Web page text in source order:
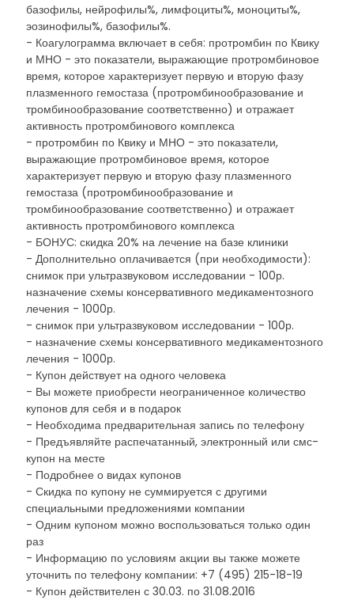
базофилы, нейрофилы%, лимфоциты%, моноциты%,
эозинофилы%, базофилы%.
- Коагулограмма включает в себя: протромбин по Квику
и МНО - это показатели, выражающие протромбиновое
время, которое характеризует первую и вторую фазу
плазменного гемостаза (протромбинообразование и
тромбинообразование соответственно) и отражает
активность протромбинового комплекса
- протромбин по Квику и МНО - это показатели,
выражающие протромбиновое время, которое
характеризует первую и вторую фазу плазменного
гемостаза (протромбинообразование и
тромбинообразование соответственно) и отражает
активность протромбинового комплекса
- БОНУС: скидка 20% на лечение на базе клиники
- Дополнительно оплачивается (при необходимости):
снимок при ультразвуковом исследовании - 100р.
назначение схемы консервативного медикаментозного
лечения - 1000р.
- снимок при ультразвуковом исследовании - 100р.
- назначение схемы консервативного медикаментозного
лечения - 1000р.
- Купон действует на одного человека
- Вы можете приобрести неограниченное количество
купонов для себя и в подарок
- Необходима предварительная запись по телефону
- Предъявляйте распечатанный, электронный или смс-
купон на месте
- Подробнее о видах купонов
- Скидка по купону не суммируется с другими
специальными предложениями компании
- Одним купоном можно воспользоваться только один
раз
- Информацию по условиям акции вы также можете
уточнить по телефону компании: +7 (495) 215-18-19
- Купон действителен с 30.03. по 31.08.2016